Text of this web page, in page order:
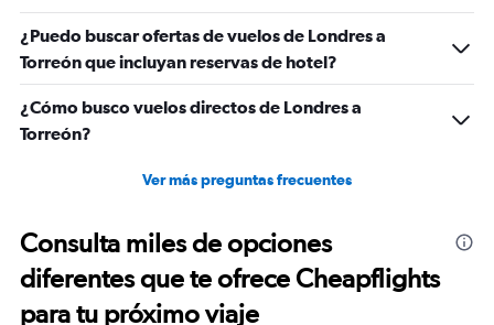
¿Puedo buscar ofertas de vuelos de Londres a
Torreón que incluyan reservas de hotel?
¿Cómo busco vuelos directos de Londres a
Torreón?
Ver más preguntas frecuentes
Consulta miles de opciones
diferentes que te ofrece Cheapflights
para tu próximo viaje